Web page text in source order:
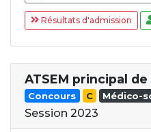
Résultats d'admission
ATSEM principal
Concours C Médico-
Session 2023